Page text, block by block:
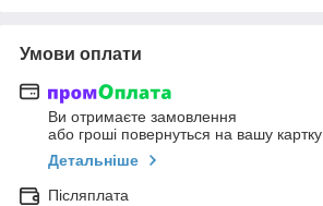
Умови оплати
Ви отримаєте замовлення
або гроші повернуться на вашу картку
Детальніше
Післяплата